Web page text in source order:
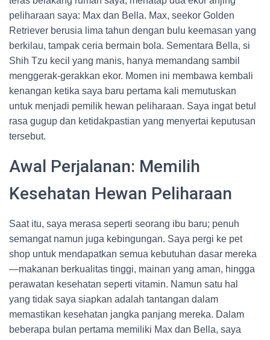
peliharaan saya: Max dan Bella. Max, seekor Golden
Retriever berusia lima tahun dengan bulu keemasan yang
berkilau, tampak ceria bermain bola. Sementara Bella, si
Shih Tzu kecil yang manis, hanya memandang sambil
menggerak-gerakkan ekor. Momen ini membawa kembali
kenangan ketika saya baru pertama kali memutuskan
untuk menjadi pemilik hewan peliharaan. Saya ingat betul
rasa gugup dan ketidakpastian yang menyertai keputusan
tersebut.
Awal Perjalanan: Memilih
Kesehatan Hewan Peliharaan
Saat itu, saya merasa seperti seorang ibu baru; penuh
semangat namun juga kebingungan. Saya pergi ke pet
shop untuk mendapatkan semua kebutuhan dasar mereka
—makanan berkualitas tinggi, mainan yang aman, hingga
perawatan kesehatan seperti vitamin. Namun satu hal
yang tidak saya siapkan adalah tantangan dalam
memastikan kesehatan jangka panjang mereka. Dalam
beberapa bulan pertama memiliki Max dan Bella, saya